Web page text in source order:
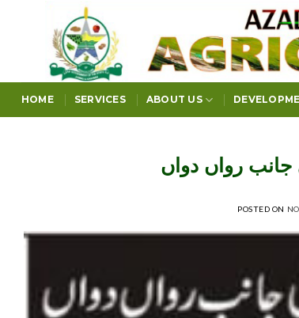
HOME SERVICES ABOUT US
رواں دواں
POSTED ON